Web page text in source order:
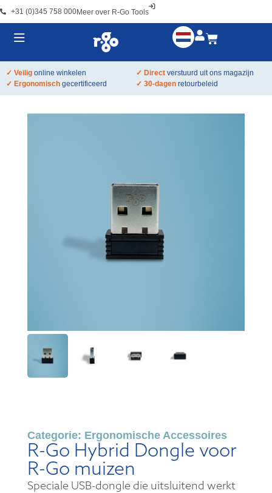
+31 (0)345 758 000Meer over R-Go Tools
✓ Veilig online winkelen ✓ Direct verstuurd uit ons magazijn
✓ Ergonomisch gecertificeerd ✓ 30-dagen retourbeleid
Categorie: Ergonomische Accessoires
R-Go Hybrid Dongle voor
R-Go muizen
Speciale USB-dongle die uitsluitend werkt